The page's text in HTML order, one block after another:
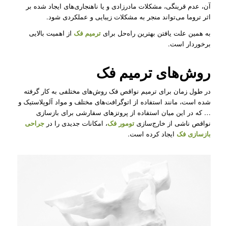
آن، عدم قرینگی، مشکلات مادرزادی و یا ناهنجاری‌های ایجاد شده بر
اثر تروما می‌تواند منجر به مشکلات زیبایی و عملکردی شود.
به همین علت یافتن بهترین راه‌حل برای ترمیم فکاز اهمیت بالایی
برخوردار است.
روش‌های ترمیم فک
در طول زمان برای ترمیم نواقص فک روش‌های مختلفی به کار گرفته
شده است، مانند استفاده از اتوگرافت‌های مختلف و مواد آلوپلاستیک و
… که در این میان استفاده از پروتزهای سفارشی برای بازسازی
نواقص ناشی از خارج‌سازی تومور فک، امکانات جدیدی را در جراحی
بازسازی فکایجاد کرده است.